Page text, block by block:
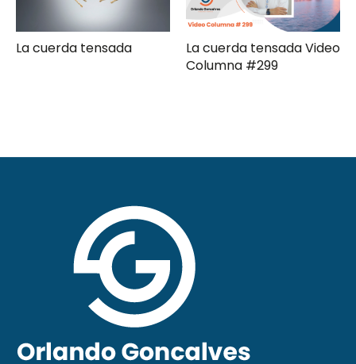
La cuerda tensada Video
Gerencia de campaña
moderna Clave ComPol